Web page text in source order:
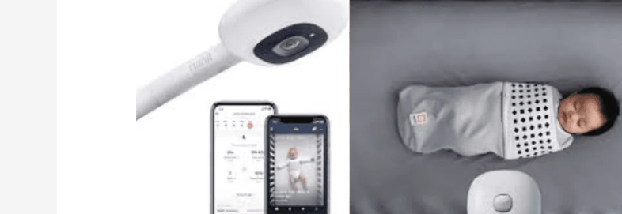
para
um
Quarto